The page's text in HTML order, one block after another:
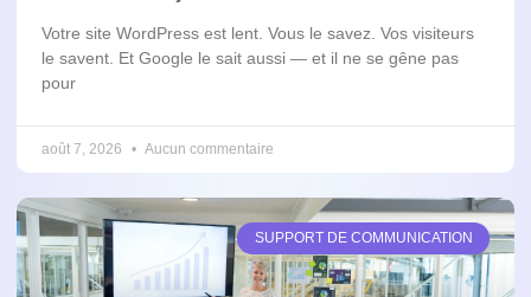
Votre site WordPress est lent. Vous le savez. Vos visiteurs
le savent. Et Google le sait aussi — et il ne se gêne pas
pour
août 7, 2026 Aucun commentaire
SUPPORT DE COMMUNICATION